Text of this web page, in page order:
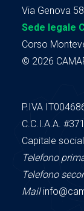
Via Genova
Sede legale
Corso
© 2026
P.IVA
C.C.I.A.A.
Capitale
Telefono
Telefono
Mail